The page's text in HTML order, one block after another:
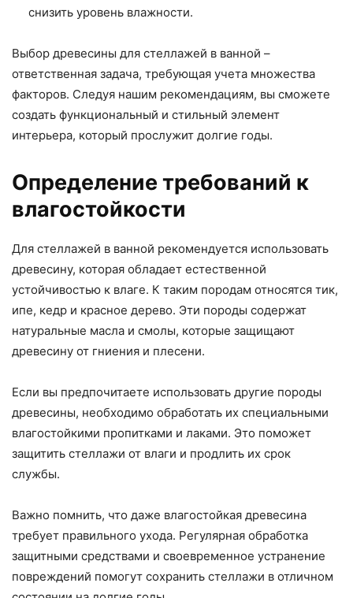
снизить уровень влажности.
Выбор древесины для стеллажей в ванной –
ответственная задача, требующая учета множества
факторов. Следуя нашим рекомендациям, вы сможете
создать функциональный и стильный элемент
интерьера, который прослужит долгие годы.
Определение требований к
влагостойкости
Для стеллажей в ванной рекомендуется использовать
древесину, которая обладает естественной
устойчивостью к влаге. К таким породам относятся тик,
ипе, кедр и красное дерево. Эти породы содержат
натуральные масла и смолы, которые защищают
древесину от гниения и плесени.
Если вы предпочитаете использовать другие породы
древесины, необходимо обработать их специальными
влагостойкими пропитками и лаками. Это поможет
защитить стеллажи от влаги и продлить их срок
службы.
Важно помнить, что даже влагостойкая древесина
требует правильного ухода. Регулярная обработка
защитными средствами и своевременное устранение
повреждений помогут сохранить стеллажи в отличном